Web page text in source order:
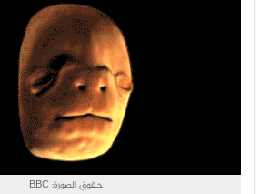
حقوق الصورة: BBC